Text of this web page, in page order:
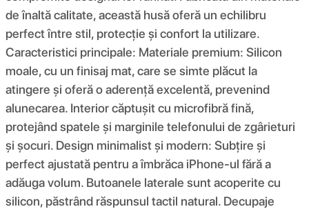
de înaltă calitate, această husă oferă un echilibru
perfect între stil, protecție și confort la utilizare.
Caracteristici principale: Materiale premium: Silicon
moale, cu un finisaj mat, care se simte plăcut la
atingere și oferă o aderență excelentă, prevenind
alunecarea. Interior căptușit cu microfibră fină,
protejând spatele și marginile telefonului de zgârieturi
și șocuri. Design minimalist și modern: Subțire și
perfect ajustată pentru a îmbrăca iPhone-ul fără a
adăuga volum. Butoanele laterale sunt acoperite cu
silicon, păstrând răspunsul tactil natural. Decupaje